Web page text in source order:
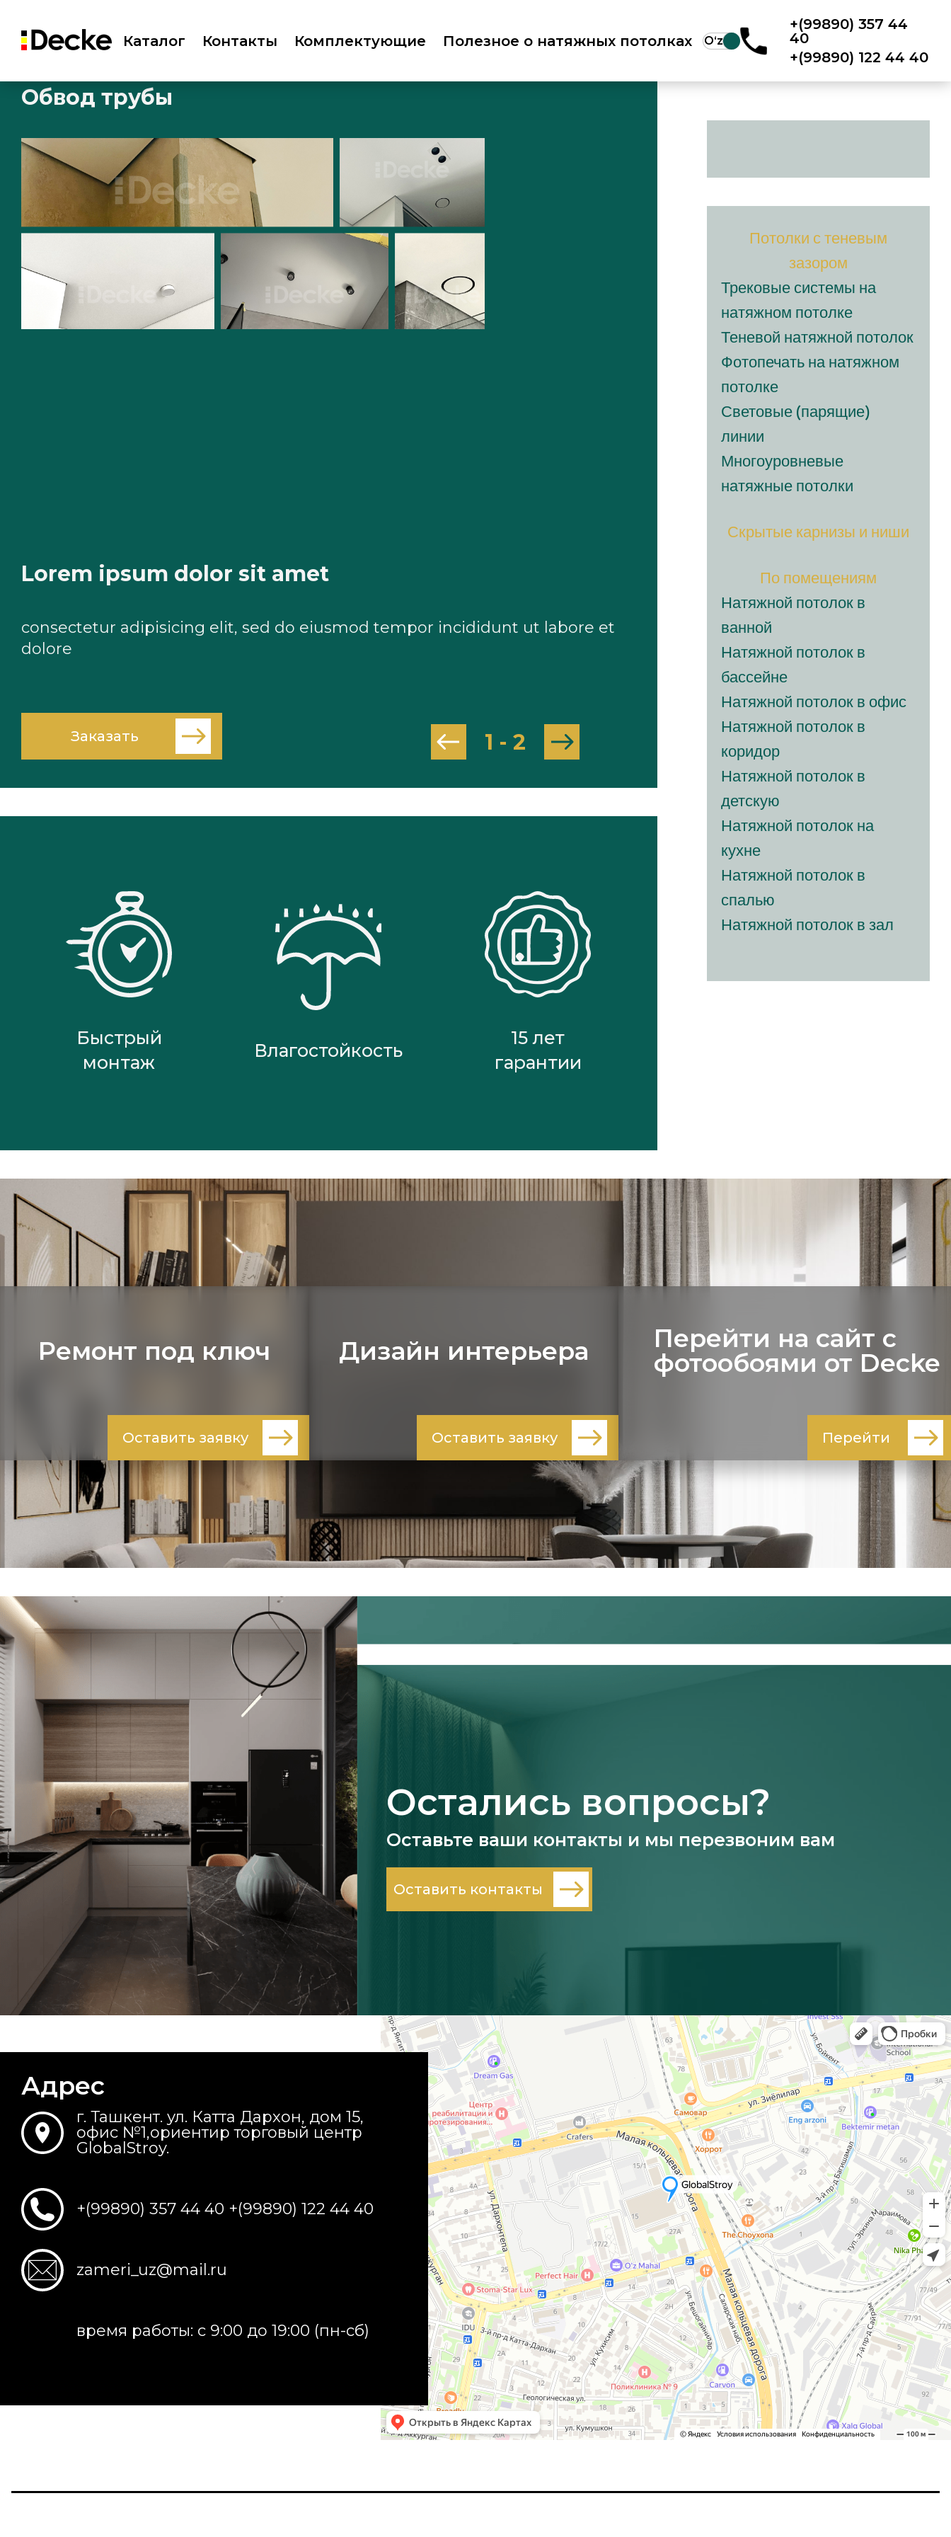
Каталог Контакты Комплектующие Полезное о натяжных потолках Oʻz
+(99890) 357 44
40
+(99890) 122 44 40
Обвод трубы
Lorem ipsum dolor sit amet
consectetur adipisicing elit, sed do eiusmod tempor incididunt ut labore et
dolore
Lorem ipsum dolor sit
consectetur adipisicing elit,
dolore
Заказать 1 - 2
Быстрый
монтаж
Влагостойкость
15 лет
гарантии
Потолки с теневым
зазором
Трековые системы на
натяжном потолке
Теневой натяжной потолок
Фотопечать на натяжном
потолке
Световые (парящие)
линии
Многоуровневые
натяжные потолки
Скрытые карнизы и ниши
По помещениям
Натяжной потолок в
ванной
Натяжной потолок в
бассейне
Натяжной потолок в офис
Натяжной потолок в
коридор
Натяжной потолок в
детскую
Натяжной потолок на
кухне
Натяжной потолок в
спалью
Натяжной потолок в зал
Ремонт под ключ
Оставить заявку
Дизайн интерьера
Оставить заявку
Перейти на сайт с
фотообоями от Decke
Перейти
Остались вопросы?
Оставьте ваши контакты и мы перезвоним вам
Оставить контакты
Адрес
г. Ташкент. ул. Катта Дархон, дом 15,
офис №1,ориентир торговый центр
GlobalStroy.
+(99890) 357 44 40 +(99890) 122 44 40
zameri_uz@mail.ru
время работы: с 9:00 до 19:00 (пн-сб)